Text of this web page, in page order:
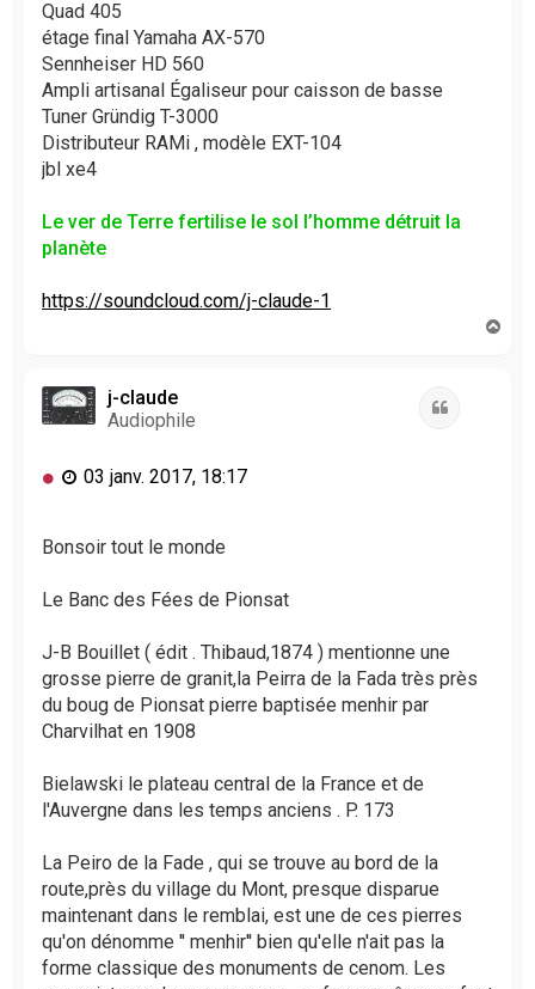
Quad 405
étage final Yamaha AX-570
Sennheiser HD 560
Ampli artisanal Égaliseur pour caisson de basse
Tuner Gründig T-3000
Distributeur RAMi , modèle EXT-104
jbl xe4
Le ver de Terre fertilise le sol l’homme détruit la
planète
https://soundcloud.com/j-claude-1
j-claude
Audiophile
M
s
e
o
n
l
u
03 janv. 2017, 18:17
Bonsoir tout le monde
Le Banc des Fées de Pionsat
J-B Bouillet ( édit . Thibaud,1874 ) mentionne une
grosse pierre de granit,la Peirra de la Fada très près
du boug de Pionsat pierre baptisée menhir par
Charvilhat en 1908
Bielawski le plateau central de la France et de
l'Auvergne dans les temps anciens . P. 173
La Peiro de la Fade , qui se trouve au bord de la
route,près du village du Mont, presque disparue
maintenant dans le remblai, est une de ces pierres
qu'on dénomme '' menhir'' bien qu'elle n'ait pas la
forme classique des monuments de cenom. Les